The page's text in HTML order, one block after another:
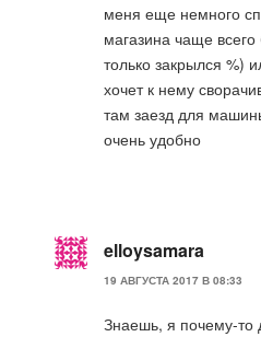
меня еще немного
магазина чаще
только закрылся
хочет к нему
там заезд для
очень удобно
elloysamara
19 АВГУСТА 2017 В 08:33
Знаешь, я почему-то